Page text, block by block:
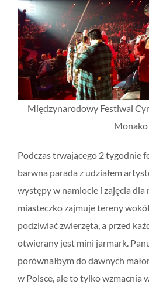
Międzynarodowy Festiwal
Monako
Podczas trwającego 2 tygodnie
barwna parada z udziałem
występy w namiocie i zajęcia dla
miasteczko zajmuje tereny
podziwiać zwierzęta, a przed
otwierany jest mini jarmark.
porównałbym do dawnych
w Polsce, ale to tylko wzmacnia